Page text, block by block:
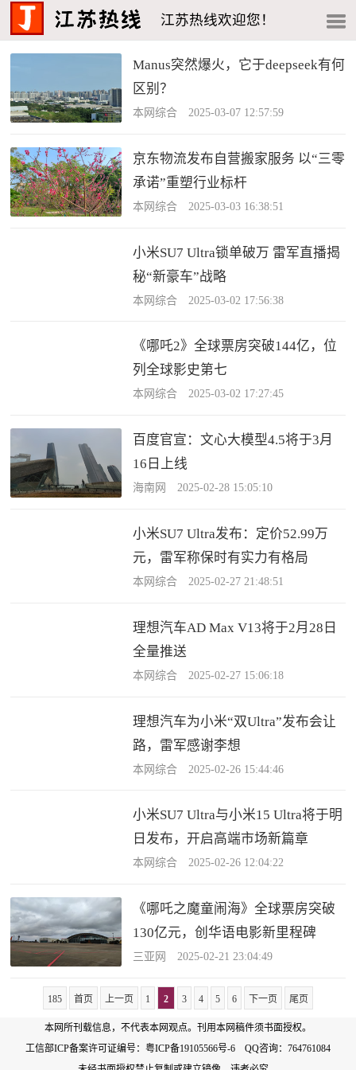
江苏热线欢迎您！
Manus突然爆火，它于deepseek有何
区别？
本网综合 2025-03-07 12:57:59
京东物流发布自营搬家服务 以“三零
承诺”重塑行业标杆
本网综合 2025-03-03 16:38:51
小米SU7 Ultra锁单破万 雷军直播揭
秘“新豪车”战略
本网综合 2025-03-02 17:56:38
《哪吒2》全球票房突破144亿，位
列全球影史第七
本网综合 2025-03-02 17:27:45
百度官宣：文心大模型4.5将于3月
16日上线
海南网 2025-02-28 15:05:10
小米SU7 Ultra发布：定价52.99万
元，雷军称保时有实力有格局
本网综合 2025-02-27 21:48:51
理想汽车AD Max V13将于2月28日
全量推送
本网综合 2025-02-27 15:06:18
理想汽车为小米“双Ultra”发布会让
路，雷军感谢李想
本网综合 2025-02-26 15:44:46
小米SU7 Ultra与小米15 Ultra将于明
日发布，开启高端市场新篇章
本网综合 2025-02-26 12:04:22
《哪吒之魔童闹海》全球票房突破
130亿元，创华语电影新里程碑
三亚网 2025-02-21 23:04:49
185 首页 上一页 1 2 3 4 5 6 下一页 尾页
本网所刊载信息，不代表本网观点。刊用本网稿件须书面授权。
工信部ICP备案许可证编号： 粤ICP备19105566号-6
QQ咨询：764761084